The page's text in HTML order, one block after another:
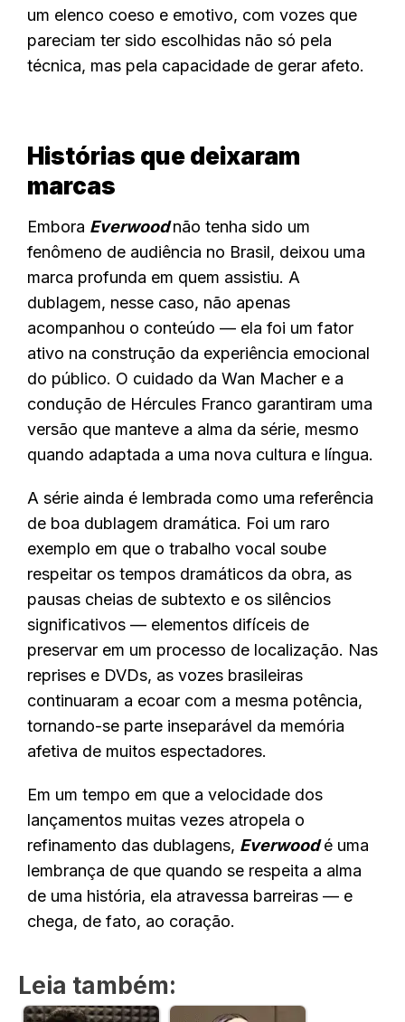
um elenco coeso e emotivo, com vozes que
pareciam ter sido escolhidas não só pela
técnica, mas pela capacidade de gerar afeto.
Histórias que deixaram
marcas
Embora Everwood não tenha sido um
fenômeno de audiência no Brasil, deixou uma
marca profunda em quem assistiu. A
dublagem, nesse caso, não apenas
acompanhou o conteúdo — ela foi um fator
ativo na construção da experiência emocional
do público. O cuidado da Wan Macher e a
condução de Hércules Franco garantiram uma
versão que manteve a alma da série, mesmo
quando adaptada a uma nova cultura e língua.
A série ainda é lembrada como uma referência
de boa dublagem dramática. Foi um raro
exemplo em que o trabalho vocal soube
respeitar os tempos dramáticos da obra, as
pausas cheias de subtexto e os silêncios
significativos — elementos difíceis de
preservar em um processo de localização. Nas
reprises e DVDs, as vozes brasileiras
continuaram a ecoar com a mesma potência,
tornando-se parte inseparável da memória
afetiva de muitos espectadores.
Em um tempo em que a velocidade dos
lançamentos muitas vezes atropela o
refinamento das dublagens, Everwoodé uma
lembrança de que quando se respeita a alma
de uma história, ela atravessa barreiras — e
chega, de fato, ao coração.
Leia também: